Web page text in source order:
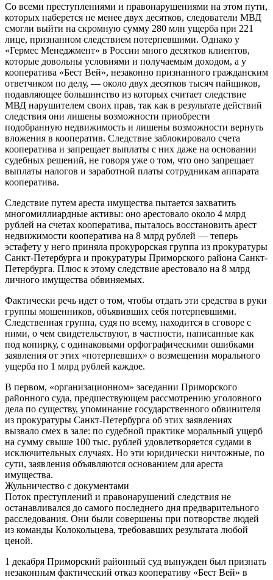
Со всеми преступлениями и правонарушениями на этом пути,
которых наберется не менее двух десятков, следователи МВД
смогли выйти на скромную сумму 280 млн ущерба при 221
лице, признанном следствием потерпевшими. Однако у
«Гермес Менеджмент» в России много десятков клиентов,
которые довольны условиями и получаемым доходом, а у
кооператива «Бест Вей», незаконно признанного гражданским
ответчиком по делу, — около двух десятков тысяч пайщиков,
подавляющее большинство из которых считает следствие
МВД нарушителем своих прав, так как в результате действий
следствия они лишены возможности приобрести
подобранную недвижимость и лишены возможности вернуть
вложения в кооператив. Следствие заблокировало счета
кооператива и запрещает выплаты с них даже на основании
судебных решений, не говоря уже о том, что оно запрещает
выплаты налогов и заработной платы сотрудникам аппарата
кооператива.
Следствие путем ареста имущества пытается захватить
многомиллиардные активы: оно арестовало около 4 млрд
рублей на счетах кооператива, пыталось восстановить арест
недвижимости кооператива на 8 млрд рублей — теперь
эстафету у него приняла прокурорская группа из прокуратуры
Санкт-Петербурга и прокуратуры Приморского района Санкт-
Петербурга. Плюс к этому следствие арестовало на 8 млрд
личного имущества обвиняемых.
Фактически речь идет о том, чтобы отдать эти средства в руки
группы мошенников, объявивших себя потерпевшими.
Следственная группа, судя по всему, находится в сговоре с
ними, о чем свидетельствуют, в частности, написанные как
под копирку, с одинаковыми орфографическими ошибками
заявления от этих «потерпевших» о возмещении морального
ущерба по 1 млрд рублей каждое.
В первом, «организационном» заседании Приморского
районного суда, предшествующем рассмотрению уголовного
дела по существу, упоминание государственного обвинителя
из прокуратуры Санкт-Петербурга об этих заявлениях
вызвало смех в зале: по судебной практике моральный ущерб
на сумму свыше 100 тыс. рублей удовлетворяется судами в
исключительных случаях. Но эти юридически ничтожные, по
сути, заявления объявляются основанием для ареста
имущества.
Жульничество с документами
Поток преступлений и правонарушений следствия не
останавливался до самого последнего дня предварительного
расследования. Они были совершены при потворстве людей
из команды Колокольцева, требовавших результата любой
ценой.
1 декабря Приморский районный суд вынужден был признать
незаконным фактический отказ кооперативу «Бест Вей» в